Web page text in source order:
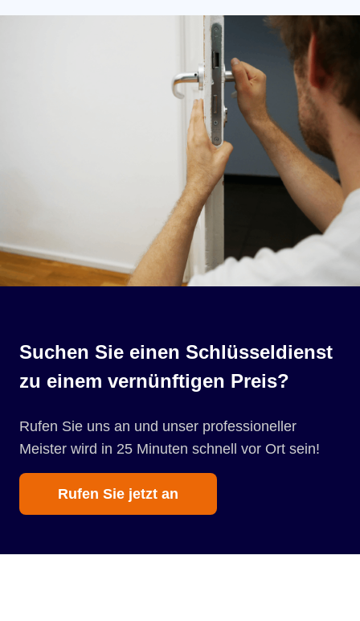
Suchen Sie einen Schlüsseldienst
zu einem vernünftigen Preis?
Rufen Sie uns an und unser professioneller
Meister wird in 25 Minuten schnell vor Ort sein!
Rufen Sie jetzt an